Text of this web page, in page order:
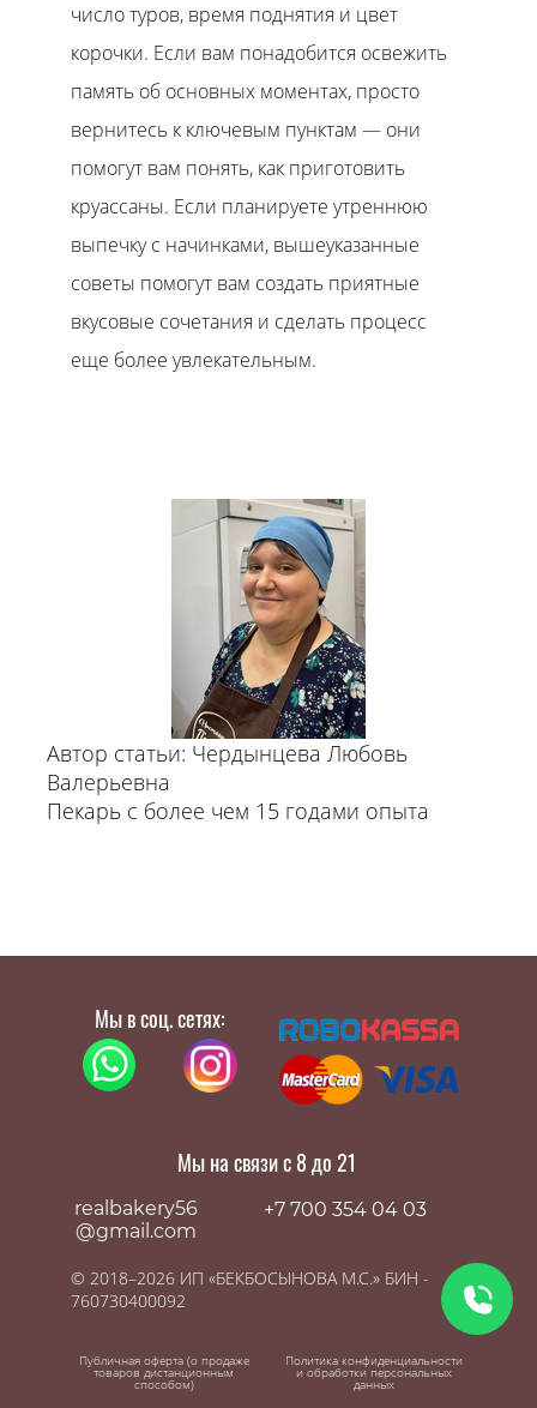
число туров, время поднятия и цвет
корочки. Если вам понадобится освежить
память об основных моментах, просто
вернитесь к ключевым пунктам — они
помогут вам понять, как приготовить
круассаны. Если планируете утреннюю
выпечку с начинками, вышеуказанные
советы помогут вам создать приятные
вкусовые сочетания и сделать процесс
еще более увлекательным.
Автор статьи: Чердынцева Любовь
Валерьевна
Пекарь с более чем 15 годами опыта
Мы в соц. сетях:
Мы на связи с 8 до 21
realbakery56
@gmail.com
+7 700 354 04 03
© 2018–2026 ИП «БЕКБОСЫНОВА М.С.» БИН -
760730400092
Публичная оферта (о продаже
товаров дистанционным
способом)
Политика конфиденциальности
и обработки персональных
данных